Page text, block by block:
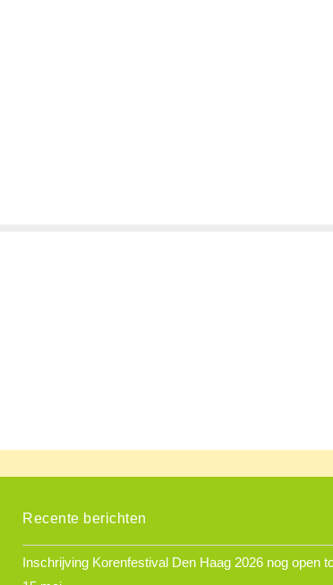
Recente berichten
Inschrijving Korenfestival Den Haag 2026 nog open